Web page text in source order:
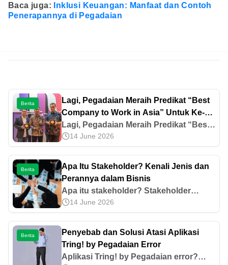
Baca juga:
Inklusi Keuangan: Manfaat dan Contoh
Penerapannya di Pegadaian
Berita
Lagi, Pegadaian Meraih Predikat “Best
Company to Work in Asia” Untuk Ke-6
Kalinya
Lagi, Pegadaian Meraih Predikat “Best
Company to Work in Asia” Untuk Ke-6
Kalinya
14 June 2026
Berita
Apa Itu Stakeholder? Kenali Jenis dan
Perannya dalam Bisnis
Apa itu stakeholder? Stakeholder
adalah pihak yang memiliki
kepentingan dan dapat terdampak oleh
keputusan bisnis. Simak jenis dan
perannya di sini!
14 June 2026
Berita
Penyebab dan Solusi Atasi Aplikasi
Tring! by Pegadaian Error
Aplikasi Tring! by Pegadaian error?